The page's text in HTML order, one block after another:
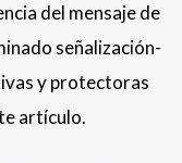
del mensaje de
señalización-
y protectoras
artículo.